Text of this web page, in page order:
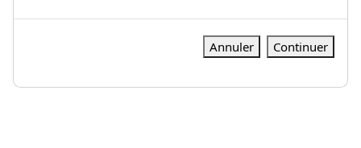
Annuler Continuer